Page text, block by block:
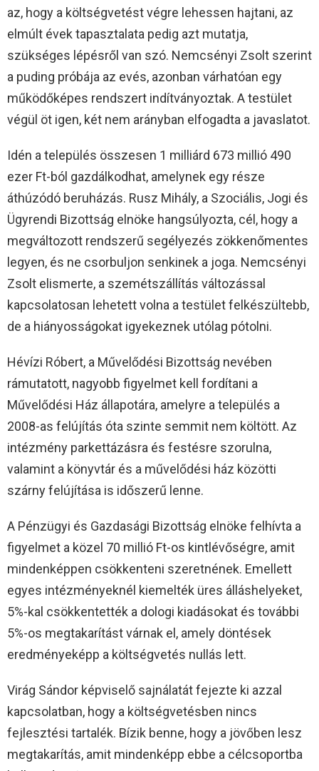
az, hogy a költségvetést végre lehessen hajtani, az
elmúlt évek tapasztalata pedig azt mutatja,
szükséges lépésről van szó. Nemcsényi Zsolt szerint
a puding próbája az evés, azonban várhatóan egy
működőképes rendszert indítványoztak. A testület
végül öt igen, két nem arányban elfogadta a javaslatot.
Idén a település összesen 1 milliárd 673 millió 490
ezer Ft-ból gazdálkodhat, amelynek egy része
áthúzódó beruházás. Rusz Mihály, a Szociális, Jogi és
Ügyrendi Bizottság elnöke hangsúlyozta, cél, hogy a
megváltozott rendszerű segélyezés zökkenőmentes
legyen, és ne csorbuljon senkinek a joga. Nemcsényi
Zsolt elismerte, a szemétszállítás változással
kapcsolatosan lehetett volna a testület felkészültebb,
de a hiányosságokat igyekeznek utólag pótolni.
Hévízi Róbert, a Művelődési Bizottság nevében
rámutatott, nagyobb figyelmet kell fordítani a
Művelődési Ház állapotára, amelyre a település a
2008-as felújítás óta szinte semmit nem költött. Az
intézmény parkettázásra és festésre szorulna,
valamint a könyvtár és a művelődési ház közötti
szárny felújítása is időszerű lenne.
A Pénzügyi és Gazdasági Bizottság elnöke felhívta a
figyelmet a közel 70 millió Ft-os kintlévőségre, amit
mindenképpen csökkenteni szeretnének. Emellett
egyes intézményeknél kiemelték üres álláshelyeket,
5%-kal csökkentették a dologi kiadásokat és további
5%-os megtakarítást várnak el, amely döntések
eredményeképp a költségvetés nullás lett.
Virág Sándor képviselő sajnálatát fejezte ki azzal
kapcsolatban, hogy a költségvetésben nincs
fejlesztési tartalék. Bízik benne, hogy a jövőben lesz
megtakarítás, amit mindenképp ebbe a célcsoportba